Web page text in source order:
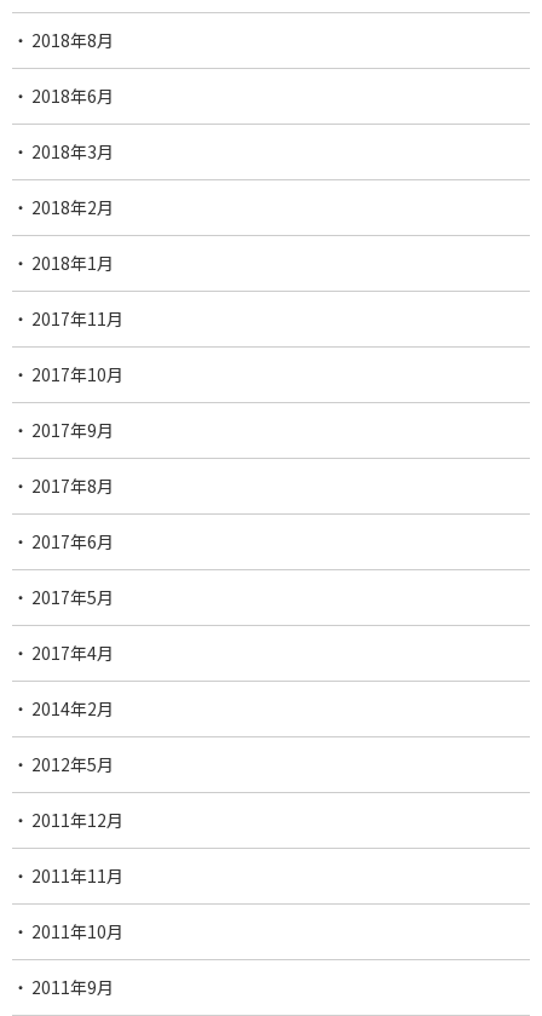
2018年8月
2018年6月
2018年3月
2018年2月
2018年1月
2017年11月
2017年10月
2017年9月
2017年8月
2017年6月
2017年5月
2017年4月
2014年2月
2012年5月
2011年12月
2011年11月
2011年10月
2011年9月